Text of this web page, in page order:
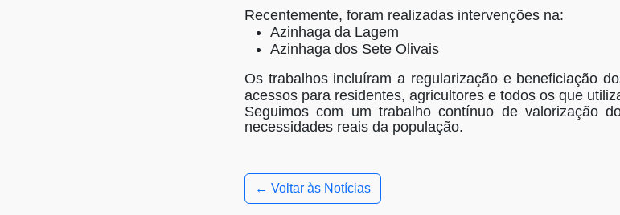
Recentemente, foram realizadas intervenções na:
Azinhaga da Lagem
Azinhaga dos Sete Olivais
Os trabalhos incluíram a regularização e beneficiação
acessos para residentes, agricultores e todos os que
Seguimos com um trabalho contínuo de valorização
necessidades reais da população.
← Voltar às Notícias